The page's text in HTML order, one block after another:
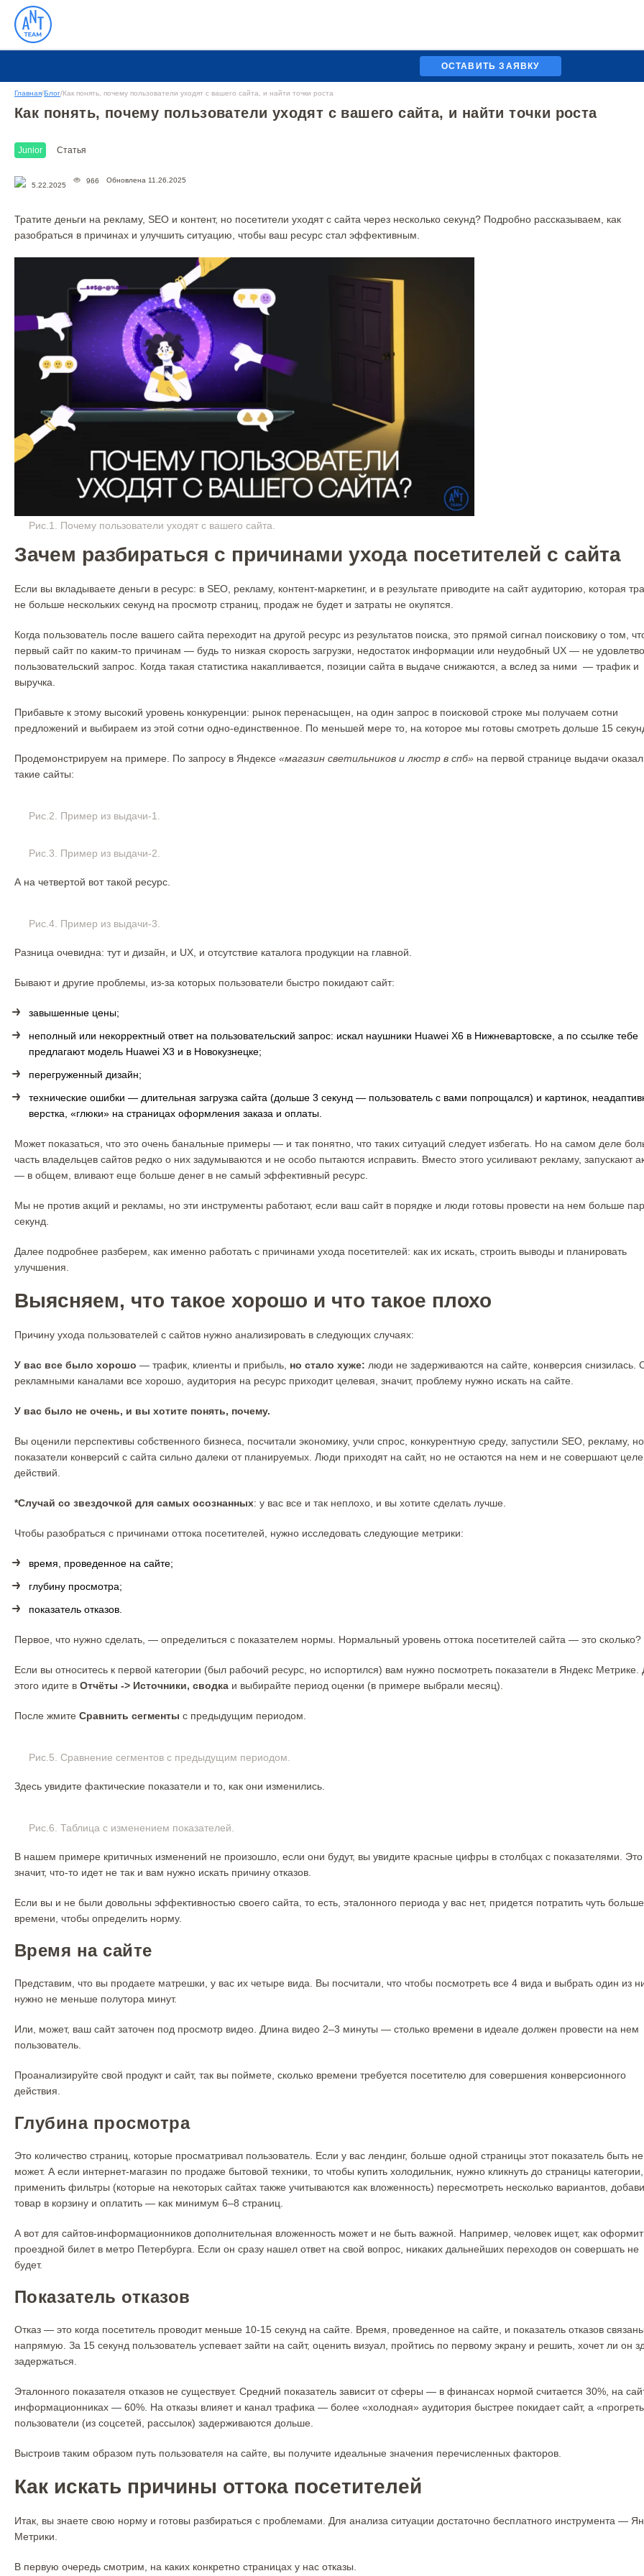
ОСТАВИТЬ ЗАЯВКУ
Главная/Блог/Как понять, почему пользователи уходят с вашего сайта, и найти точки роста
Как понять, почему пользователи уходят с вашего сайта, и найти точки роста
Junior Статья
5.22.2025
966 Обновлена 11.26.2025
Тратите деньги на рекламу, SEO и контент, но посетители уходят с сайта через несколько секунд? Подробно рассказываем, как
разобраться в причинах и улучшить ситуацию, чтобы ваш ресурс стал эффективным.
Рис.1. Почему пользователи уходят с вашего сайта.
Зачем разбираться с причинами ухода посетителей с сайта
Если вы вкладываете деньги в ресурс: в SEO, рекламу, контент-маркетинг, и в результате приводите на сайт аудиторию, которая
не больше нескольких секунд на просмотр страниц, продаж не будет и затраты не окупятся.
Когда пользователь после вашего сайта переходит на другой ресурс из результатов поиска, это прямой сигнал поисковику о том,
первый сайт по каким-то причинам — будь то низкая скорость загрузки, недостаток информации или неудобный UX — не
пользовательский запрос. Когда такая статистика накапливается, позиции сайта в выдаче снижаются, а вслед за ними — трафик и
выручка.
Прибавьте к этому высокий уровень конкуренции: рынок перенасыщен, на один запрос в поисковой строке мы получаем сотни
предложений и выбираем из этой сотни одно-единственное. По меньшей мере то, на которое мы готовы смотреть дольше 15
Продемонстрируем на примере. По запросу в Яндексе «магазин светильников и люстр в спб» на первой странице выдачи
такие сайты:
Рис.2. Пример из выдачи-1.
Рис.3. Пример из выдачи-2.
А на четвертой вот такой ресурс.
Рис.4. Пример из выдачи-3.
Разница очевидна: тут и дизайн, и UX, и отсутствие каталога продукции на главной.
Бывают и другие проблемы, из-за которых пользователи быстро покидают сайт:
завышенные цены;
неполный или некорректный ответ на пользовательский запрос: искал наушники Huawei X6 в Нижневартовске, а по ссылке тебе
предлагают модель Huawei X3 и в Новокузнецке;
перегруженный дизайн;
технические ошибки — длительная загрузка сайта (дольше 3 секунд — пользователь с вами попрощался) и картинок,
верстка, «глюки» на страницах оформления заказа и оплаты.
Может показаться, что это очень банальные примеры — и так понятно, что таких ситуаций следует избегать. Но на самом деле
часть владельцев сайтов редко о них задумываются и не особо пытаются исправить. Вместо этого усиливают рекламу, запускают
— в общем, вливают еще больше денег в не самый эффективный ресурс.
Мы не против акций и рекламы, но эти инструменты работают, если ваш сайт в порядке и люди готовы провести на нем больше
секунд.
Далее подробнее разберем, как именно работать с причинами ухода посетителей: как их искать, строить выводы и планировать
улучшения.
Выясняем, что такое хорошо и что такое плохо
Причину ухода пользователей с сайтов нужно анализировать в следующих случаях:
У вас все было хорошо — трафик, клиенты и прибыль, но стало хуже: люди не задерживаются на сайте, конверсия снизилась.
рекламными каналами все хорошо, аудитория на ресурс приходит целевая, значит, проблему нужно искать на сайте.
У вас было не очень, и вы хотите понять, почему.
Вы оценили перспективы собственного бизнеса, посчитали экономику, учли спрос, конкурентную среду, запустили SEO, рекламу, но
показатели конверсий с сайта сильно далеки от планируемых. Люди приходят на сайт, но не остаются на нем и не совершают
действий.
*Случай со звездочкой для самых осознанных: у вас все и так неплохо, и вы хотите сделать лучше.
Чтобы разобраться с причинами оттока посетителей, нужно исследовать следующие метрики:
время, проведенное на сайте;
глубину просмотра;
показатель отказов.
Первое, что нужно сделать, — определиться с показателем нормы. Нормальный уровень оттока посетителей сайта — это сколько?
Если вы относитесь к первой категории (был рабочий ресурс, но испортился) вам нужно посмотреть показатели в Яндекс Метрике.
этого идите в Отчёты -> Источники, сводка и выбирайте период оценки (в примере выбрали месяц).
После жмите Сравнить сегменты с предыдущим периодом.
Рис.5. Сравнение сегментов с предыдущим периодом.
Здесь увидите фактические показатели и то, как они изменились.
Рис.6. Таблица с изменением показателей.
В нашем примере критичных изменений не произошло, если они будут, вы увидите красные цифры в столбцах с показателями. Это
значит, что-то идет не так и вам нужно искать причину отказов.
Если вы и не были довольны эффективностью своего сайта, то есть, эталонного периода у вас нет, придется потратить чуть больше
времени, чтобы определить норму.
Время на сайте
Представим, что вы продаете матрешки, у вас их четыре вида. Вы посчитали, что чтобы посмотреть все 4 вида и выбрать один из
нужно не меньше полутора минут.
Или, может, ваш сайт заточен под просмотр видео. Длина видео 2–3 минуты — столько времени в идеале должен провести на нем
пользователь.
Проанализируйте свой продукт и сайт, так вы поймете, сколько времени требуется посетителю для совершения конверсионного
действия.
Глубина просмотра
Это количество страниц, которые просматривал пользователь. Если у вас лендинг, больше одной страницы этот показатель быть не
может. А если интернет-магазин по продаже бытовой техники, то чтобы купить холодильник, нужно кликнуть до страницы категории,
применить фильтры (которые на некоторых сайтах также учитываются как вложенность) пересмотреть несколько вариантов,
товар в корзину и оплатить — как минимум 6–8 страниц.
А вот для сайтов-информационников дополнительная вложенность может и не быть важной. Например, человек ищет, как
проездной билет в метро Петербурга. Если он сразу нашел ответ на свой вопрос, никаких дальнейших переходов он совершать не
будет.
Показатель отказов
Отказ — это когда посетитель проводит меньше 10-15 секунд на сайте. Время, проведенное на сайте, и показатель отказов
напрямую. За 15 секунд пользователь успевает зайти на сайт, оценить визуал, пройтись по первому экрану и решить, хочет ли он
задержаться.
Эталонного показателя отказов не существует. Средний показатель зависит от сферы — в финансах нормой считается 30%, на
информационниках — 60%. На отказы влияет и канал трафика — более «холодная» аудитория быстрее покидает сайт, а
пользователи (из соцсетей, рассылок) задерживаются дольше.
Выстроив таким образом путь пользователя на сайте, вы получите идеальные значения перечисленных факторов.
Как искать причины оттока посетителей
Итак, вы знаете свою норму и готовы разбираться с проблемами. Для анализа ситуации достаточно бесплатного инструмента —
Метрики.
В первую очередь смотрим, на каких конкретно страницах у нас отказы.